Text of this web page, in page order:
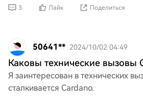
3 Лайк Поделиться
50641** 2024/10/02 04:49
Каковы технические вызовы
Я заинтересован в технических
сталкивается Cardano.